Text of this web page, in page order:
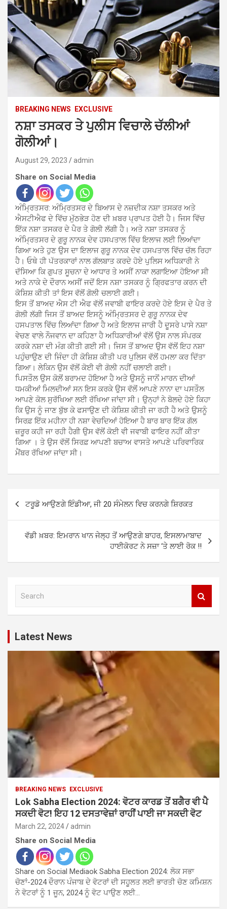
BREAKING NEWS EXCLUSIVE
ਨਸ਼ਾ ਤਸਕਰ ਤੇ ਪੁਲੀਸ ਵਿਚਾਲੇ ਚੱਲੀਆਂ
ਗੋਲੀਆਂ।
August 29, 2023 admin
Share on Social Media
ਅੰਮ੍ਰਿਤਸਰ: ਅੰਮ੍ਰਿਤਸਰ ਦੇ ਬਿਆਸ ਦੇ ਨਜ਼ਦੀਕ ਨਸ਼ਾ ਤਸਕਰ ਅਤੇ
ਐਸਟੀਐਫ ਦੇ ਵਿੱਚ ਮੁੱਠਭੇੜ ਹੋਣ ਦੀ ਖ਼ਬਰ ਪ੍ਰਾਪਤ ਹੋਈ ਹੈ। ਜਿਸ ਵਿੱਚ
ਇੱਕ ਨਸ਼ਾ ਤਸਕਰ ਦੇ ਪੈਰ ਤੇ ਗੋਲੀ ਲੱਗੀ ਹੈ। ਅਤੇ ਨਸ਼ਾ ਤਸਕਰ ਨੂੰ
ਅੰਮ੍ਰਿਤਸਰ ਦੇ ਗੁਰੂ ਨਾਨਕ ਦੇਵ ਹਸਪਤਾਲ ਵਿੱਚ ਇਲਾਜ ਲਈ ਲਿਆਂਦਾ
ਗਿਆ ਅਤੇ ਹੁਣ ਉਸ ਦਾ ਇਲਾਜ ਗੁਰੂ ਨਾਨਕ ਦੇਵ ਹਸਪਤਾਲ ਵਿੱਚ ਚੱਲ ਰਿਹਾ
ਹੈ। ਓਥੇ ਹੀ ਪੱਤਰਕਾਰਾਂ ਨਾਲ ਗੱਲਬਾਤ ਕਰਦੇ ਹੋਏ ਪੁਲਿਸ ਅਧਿਕਾਰੀ ਨੇ
ਦੱਸਿਆ ਕਿ ਗੁਪਤ ਸੂਚਨਾ ਦੇ ਆਧਾਰ ਤੇ ਅਸੀਂ ਨਾਕਾ ਲਗਾਇਆ ਹੋਇਆ ਸੀ
ਅਤੇ ਨਾਕੇ ਦੇ ਦੌਰਾਨ ਅਸੀਂ ਜਦੋਂ ਇਸ ਨਸ਼ਾ ਤਸਕਰ ਨੂੰ ਗ੍ਰਿਫਤਾਰ ਕਰਨ ਦੀ
ਕੋਸ਼ਿਸ਼ ਕੀਤੀ ਤਾਂ ਇਸ ਵੱਲੋਂ ਗੋਲੀ ਚਲਾਈ ਗਈ।
ਇਸ ਤੋਂ ਬਾਅਦ ਐਸ ਟੀ ਐਫ ਵੱਲੋਂ ਜਵਾਬੀ ਫਾਇਰ ਕਰਦੇ ਹੋਏ ਇਸ ਦੇ ਪੈਰ ਤੇ
ਗੋਲੀ ਲੱਗੀ ਜਿਸ ਤੋਂ ਬਾਅਦ ਇਸਨੂੰ ਅੰਮ੍ਰਿਤਸਰ ਦੇ ਗੁਰੂ ਨਾਨਕ ਦੇਵ
ਹਸਪਤਾਲ ਵਿੱਚ ਲਿਆਂਦਾ ਗਿਆ ਹੈ ਅਤੇ ਇਲਾਜ ਜਾਰੀ ਹੈ ਦੂਸਰੇ ਪਾਸੇ ਨਸ਼ਾ
ਵੇਚਣ ਵਾਲੇ ਨੌਜਵਾਨ ਦਾ ਕਹਿਣਾ ਹੈ ਅਧਿਕਾਰੀਆਂ ਵੱਲੋਂ ਉਸ ਨਾਲ ਸੰਪਰਕ
ਕਰਕੇ ਨਸ਼ਾ ਦੀ ਮੰਗ ਕੀਤੀ ਗਈ ਸੀ। ਜਿਸ ਤੋਂ ਬਾਅਦ ਉਸ ਵੱਲੋਂ ਇਹ ਨਸ਼ਾ
ਪਹੁੰਚਾਉਣ ਦੀ ਜਿੰਦਾ ਹੀ ਕੋਸ਼ਿਸ਼ ਕੀਤੀ ਪਰ ਪੁਲਿਸ ਵੱਲੋਂ ਹਮਲਾ ਕਰ ਦਿੱਤਾ
ਗਿਆ। ਲੇਕਿਨ ਉਸ ਵੱਲੋਂ ਕੋਈ ਵੀ ਗੋਲੀ ਨਹੀਂ ਚਲਾਈ ਗਈ।
ਪਿਸਤੌਲ ਉਸ ਕੋਲੋਂ ਬਰਾਮਦ ਹੋਇਆ ਹੈ ਅਤੇ ਉਸਨੂੰ ਜਾਨੋਂ ਮਾਰਨ ਦੀਆਂ
ਧਮਕੀਆਂ ਮਿਲਦੀਆਂ ਸਨ ਇਸ ਕਰਕੇ ਉਸ ਵੱਲੋਂ ਆਪਣੇ ਨਾਨਾ ਦਾ ਪਸਤੌਲ
ਆਪਣੇ ਕੋਲ ਸੁਰੱਖਿਆ ਲਈ ਰੱਖਿਆ ਜਾਂਦਾ ਸੀ। ਉਨ੍ਹਾਂ ਨੇ ਬੋਲਦੇ ਹੋਏ ਕਿਹਾ
ਕਿ ਉਸ ਨੂੰ ਜਾਣ ਬੁੱਝ ਕੇ ਫਸਾਉਣ ਦੀ ਕੋਸ਼ਿਸ਼ ਕੀਤੀ ਜਾ ਰਹੀ ਹੈ ਅਤੇ ਉਸਨੂੰ
ਸਿਰਫ਼ ਇੱਕ ਮਹੀਨਾ ਹੀ ਨਸ਼ਾ ਵੇਚਦਿਆਂ ਹੋਇਆ ਹੈ ਬਾਰ ਬਾਰ ਇੱਕ ਗੱਲ
ਜ਼ਰੂਰ ਕਹੀ ਜਾ ਰਹੀ ਹੈਗੀ ਉਸ ਵੱਲੋਂ ਕੋਈ ਵੀ ਜਵਾਬੀ ਫਾਇਰ ਨਹੀਂ ਕੀਤਾ
ਗਿਆ । ਤੇ ਉਸ ਵੱਲੋਂ ਸਿਰਫ਼ ਆਪਣੀ ਬਚਾਅ ਵਾਸਤੇ ਆਪਣੇ ਪਰਿਵਾਰਿਕ
ਮੈਂਬਰ ਰੱਖਿਆ ਜਾਂਦਾ ਸੀ।
navigation
ਟਰੂਡੋ ਆਉਣਗੇ ਇੰਡੀਆ, ਜੀ 20 ਸੰਮੇਲਨ ਵਿਚ ਕਰਨਗੇ ਸ਼ਿਰਕਤ
ਵੱਡੀ ਖ਼ਬਰ: ਇਮਰਾਨ ਖਾਨ ਜੇਲ੍ਹ ਤੋਂ ਆਉਣਗੇ ਬਾਹਰ, ਇਸਲਾਮਾਬਾਦ
ਹਾਈਕੋਰਟ ਨੇ ਸਜ਼ਾ ‘ਤੇ ਲਾਈ ਰੋਕ !!
c
h
Latest News
BREAKING NEWS EXCLUSIVE
Lok Sabha Election 2024: ਵੋਟਰ ਕਾਰਡ ਤੋਂ ਬਗੈਰ ਵੀ ਪੈ
ਸਕਦੀ ਵੋਟ! ਇਹ 12 ਦਸਤਾਵੇਜ਼ਾਂ ਰਾਹੀਂ ਪਾਈ ਜਾ ਸਕਦੀ ਵੋਟ
March 22, 2024 admin
Share on Social Media
Share on Social Mediaok Sabha Election 2024: ਲੋਕ ਸਭਾ
ਚੋਣਾਂ-2024 ਦੌਰਾਨ ਪੰਜਾਬ ਦੇ ਵੋਟਰਾਂ ਦੀ ਸਹੂਲਤ ਲਈ ਭਾਰਤੀ ਚੋਣ ਕਮਿਸ਼ਨ
ਨੇ ਵੋਟਰਾਂ ਨੂੰ 1 ਜੂਨ, 2024 ਨੂੰ ਵੋਟ ਪਾਉਣ ਲਈ…